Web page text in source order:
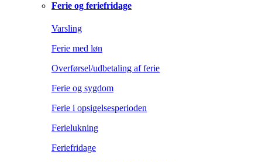
Ferie og feriefridage
Varsling
Ferie med løn
Overførsel/udbetaling af ferie
Ferie og sygdom
Ferie i opsigelsesperioden
Ferielukning
Feriefridage